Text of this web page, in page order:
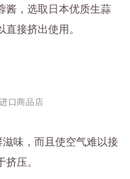
酱，选取日本优质生蒜
接挤出使用。
口商品店
味，而且使空气难以接
压。